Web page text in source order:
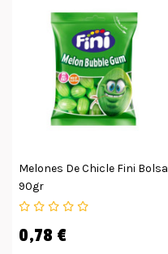
Melones De Chicle Fini Bolsa
90gr
0,78 €